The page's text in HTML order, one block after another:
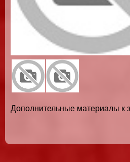
Дополнительные материалы к